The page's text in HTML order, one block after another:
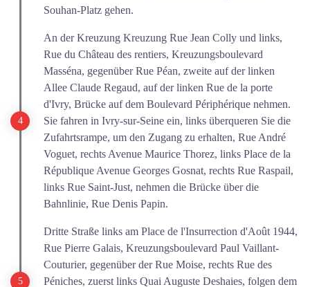
Souhan-Platz gehen.
An der Kreuzung Kreuzung Rue Jean Colly und links,
Rue du Château des rentiers, Kreuzungsboulevard
Masséna, gegenüber Rue Péan, zweite auf der linken
Allee Claude Regaud, auf der linken Rue de la porte
d'Ivry, Brücke auf dem Boulevard Périphérique nehmen.
Sie fahren in Ivry-sur-Seine ein, links überqueren Sie die
Zufahrtsrampe, um den Zugang zu erhalten, Rue André
Voguet, rechts Avenue Maurice Thorez, links Place de la
République Avenue Georges Gosnat, rechts Rue Raspail,
links Rue Saint-Just, nehmen die Brücke über die
Bahnlinie, Rue Denis Papin.
Dritte Straße links am Place de l'Insurrection d'Août 1944,
Rue Pierre Galais, Kreuzungsboulevard Paul Vaillant-
Couturier, gegenüber der Rue Moise, rechts Rue des
Péniches, zuerst links Quai Auguste Deshaies, folgen dem